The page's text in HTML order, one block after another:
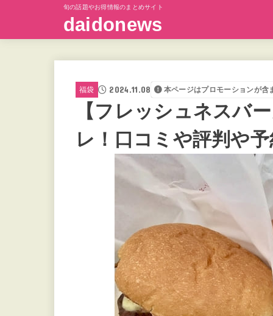
旬の話題やお得情報のまとめサイト
daidonews
福袋 2024.11.08 本ページはプロモーションが含
【フレッシュネスバ
レ！口コミや評判や